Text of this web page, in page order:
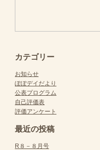
カテゴリー
お知らせ
ぽぽデイだより
公表プログラム
自己評価表
評価アンケート
最近の投稿
R８－８月号